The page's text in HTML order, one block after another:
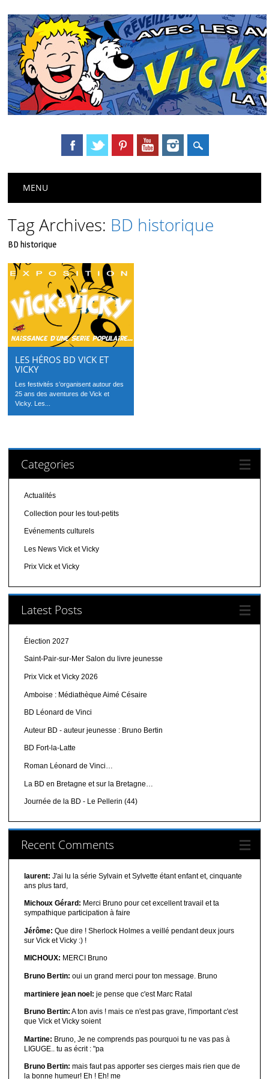
Main menu
MENU
Tag Archives: BD historique
BD historique
LES HÉROS BD VICK ET
VICKY
Les festivités s’organisent autour des
25 ans des aventures de Vick et
Vicky. Les...
Categories
Actualités
Collection pour les tout-petits
Evénements culturels
Les News Vick et Vicky
Prix Vick et Vicky
Latest Posts
Élection 2027
Saint-Pair-sur-Mer Salon du livre jeunesse
Prix Vick et Vicky 2026
Amboise : Médiathèque Aimé Césaire
BD Léonard de Vinci
Auteur BD - auteur jeunesse : Bruno Bertin
BD Fort-la-Latte
Roman Léonard de Vinci…
La BD en Bretagne et sur la Bretagne…
Journée de la BD - Le Pellerin (44)
Recent Comments
laurent: J'ai lu la série Sylvain et Sylvette étant enfant et, cinquante
ans plus tard,
Michoux Gérard: Merci Bruno pour cet excellent travail et ta
sympathique participation à faire
Jérôme: Que dire ! Sherlock Holmes a veillé pendant deux jours
sur Vick et Vicky :) !
MICHOUX: MERCI Bruno
Bruno Bertin: oui un grand merci pour ton message. Bruno
martiniere jean noel: je pense que c'est Marc Ratal
Bruno Bertin: A ton avis ! mais ce n'est pas grave, l'important c'est
que Vick et Vicky soient
Martine: Bruno, Je ne comprends pas pourquoi tu ne vas pas à
LIGUGE.. tu as écrit : "pa
Bruno Bertin: mais faut pas apporter ses cierges mais rien que de
la bonne humeur! Eh ! Eh! me